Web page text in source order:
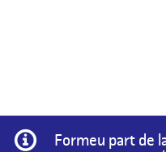
Informació
Formeu part de